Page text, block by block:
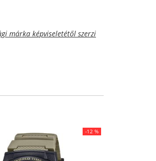
márka képviseletétől szerzi
-12 %